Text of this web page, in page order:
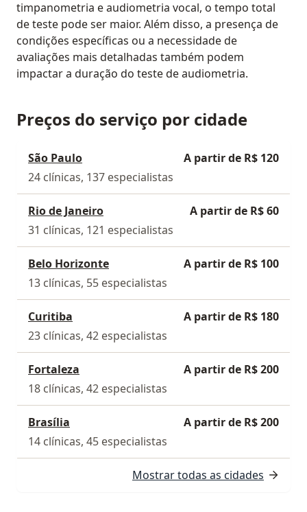
timpanometria e audiometria vocal, o tempo total
de teste pode ser maior. Além disso, a presença de
condições específicas ou a necessidade de
avaliações mais detalhadas também podem
impactar a duração do teste de audiometria.
Preços do serviço por cidade
São Paulo
A partir de R$ 120
24 clínicas, 137 especialistas
Rio de Janeiro
A partir de R$ 60
31 clínicas, 121 especialistas
Belo Horizonte
A partir de R$ 100
13 clínicas, 55 especialistas
Curitiba
A partir de R$ 180
23 clínicas, 42 especialistas
Fortaleza
A partir de R$ 200
18 clínicas, 42 especialistas
Brasília
A partir de R$ 200
14 clínicas, 45 especialistas
Mostrar todas as cidades